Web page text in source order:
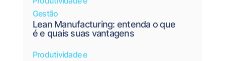
Gestão
Lean Manufacturing: entenda o que
é e quais suas vantagens
Produtividade e